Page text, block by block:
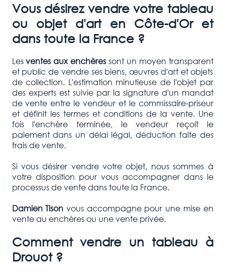
Vous désirez vendre votre tableau
ou objet d'art en Côte-d'Or et
dans toute la France ?
Lesventes aux enchères sont un moyen transparent
et public de vendre ses biens, œuvres d'art et objets
de collection. L'estimation minutieuse de l'objet par
des experts est suivie par la signature d'un mandat
de vente entre le vendeur et le commissaire-priseur
et définit les termes et conditions de la vente. Une
fois l'enchère terminée, le vendeur reçoit le
paiement dans un délai légal, déduction faite des
frais de vente.
Si vous désirer vendre votre objet, nous sommes à
votre disposition pour vous accompagner dans le
processus de vente dans toute la France.
Damien Tison vous accompagne pour une mise en
vente au enchères ou une vente privée.
Comment vendre un tableau à
Drouot ?